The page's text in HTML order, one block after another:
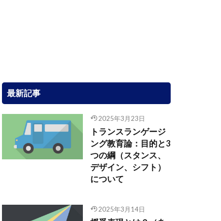
最新記事
2025年3月23日
トランスランゲージ
ング教育論：目的と3
つの綱（スタンス、
デザイン、シフト）
について
2025年3月14日